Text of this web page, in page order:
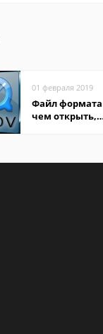
01 февраля 2019
Файл формата
чем открыть,